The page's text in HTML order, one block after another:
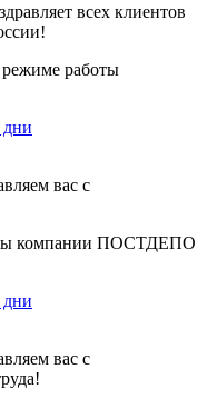
всех клиентов
работы
дни
вас с
компании ПОСТДЕПО
дни
вас с